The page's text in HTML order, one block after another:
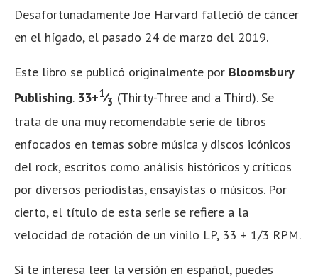
Desafortunadamente Joe Harvard falleció de cáncer
en el hígado, el pasado 24 de marzo del 2019.
Este libro se publicó originalmente por Bloomsbury
Publishing. 33+1⁄3 (Thirty-Three and a Third). Se
trata de una muy recomendable serie de libros
enfocados en temas sobre música y discos icónicos
del rock, escritos como análisis históricos y críticos
por diversos periodistas, ensayistas o músicos. Por
cierto, el título de esta serie se refiere a la
velocidad de rotación de un vinilo LP, 33 + 1/3 RPM.
Si te interesa leer la versión en español, puedes